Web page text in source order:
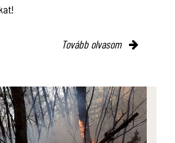
Tovább olvasom